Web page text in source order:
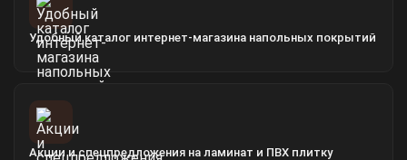
Удобный каталог интернет-магазина напольных покрытий
Акции и спецпредложения на ламинат и ПВХ плитку